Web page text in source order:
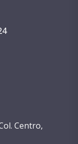
Centro,